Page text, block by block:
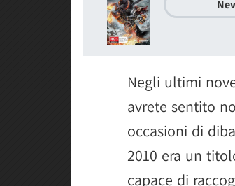
Negli ultimi
avrete sentito
occasioni di
2010 era un
capace di